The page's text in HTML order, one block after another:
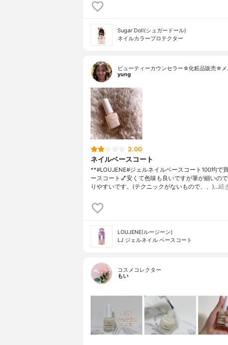
Sugar Doll(シュガードール)
ネイルカラープロテクター
ビューティーカウンセラー☆化粧品販売☆
yung
2.00
ネイルベースコート
**#LOUJENE#ジェルネイルベースコート100均で
ースコート💅安くて色味も良いですが筆が細いの
りやすいです。(テクニックがないもので、、)…続
LOUJENE(ルージーン)
LJ ジェルネイル ベースコート
コスメコレクター
もい